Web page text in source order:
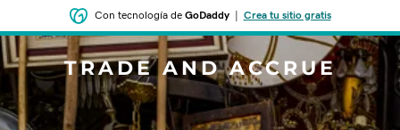
Con tecnología de GoDaddy| Crea tu sitio gratis
TRADE AND ACCRUE